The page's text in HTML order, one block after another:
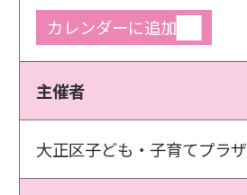
カレンダーに追加
主催者
大正区子ども・子育てプラザ